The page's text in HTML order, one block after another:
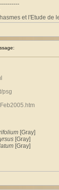
et l'Etude de
psg
[Gray]
[Gray]
[Gray]